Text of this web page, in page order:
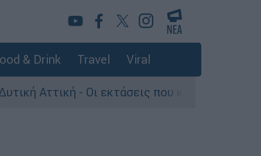
& Drink Travel Viral
- Οι εκτάσεις που κάηκαν και η